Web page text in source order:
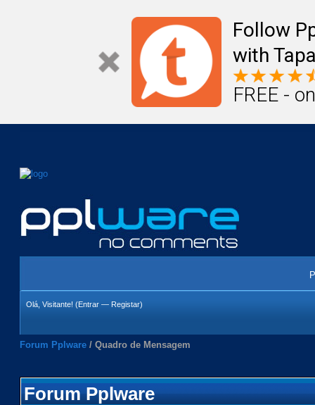
Follow
with
FREE -
Olá, Visitante! (Entrar — Registar)
Forum Pplware / Quadro de Mensagem
Forum Pplware